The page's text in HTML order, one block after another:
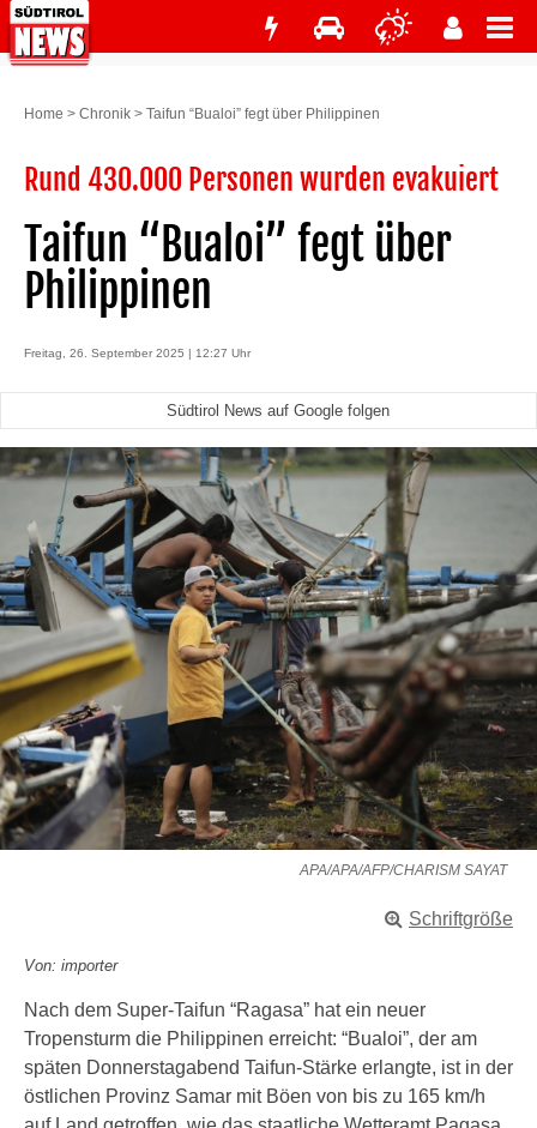
Home > Chronik > Taifun “Bualoi” fegt über Philippinen
Rund 430.000 Personen wurden evakuiert
Taifun “Bualoi” fegt über
Philippinen
Freitag, 26. September 2025 | 12:27 Uhr
Südtirol News auf Google folgen
APA/APA/AFP/CHARISM SAYAT
Schriftgröße
Von: importer
Nach dem Super-Taifun “Ragasa” hat ein neuer
Tropensturm die Philippinen erreicht: “Bualoi”, der am
späten Donnerstagabend Taifun-Stärke erlangte, ist in der
östlichen Provinz Samar mit Böen von bis zu 165 km/h